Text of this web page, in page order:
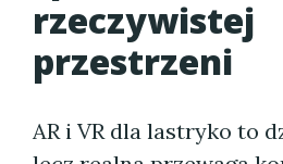
rzeczywistej
przestrzeni
AR i VR dla lastryko to